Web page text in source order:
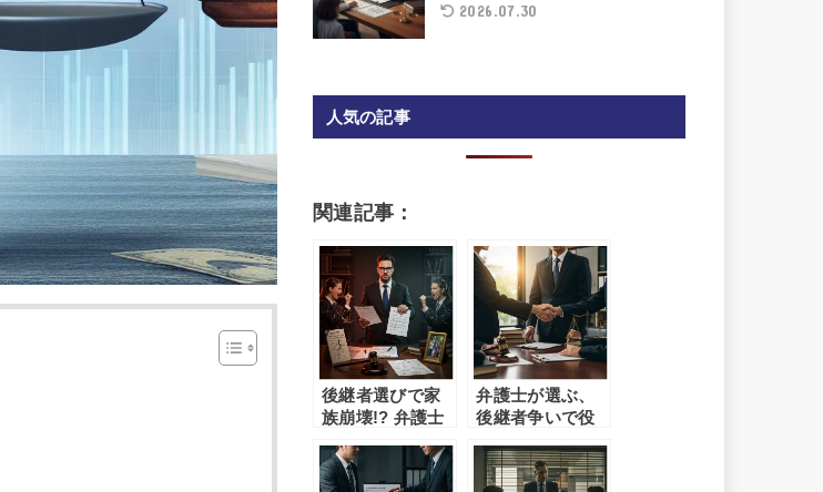
2026.07.30
人気の記事
関連記事：
後継者選びで家
族崩壊!? 弁護士
防ぐ秘訣
弁護士が選ぶ、
後継者争いで役
ス